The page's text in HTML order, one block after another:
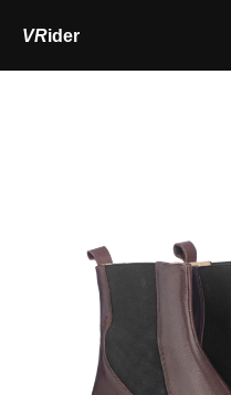
VRider